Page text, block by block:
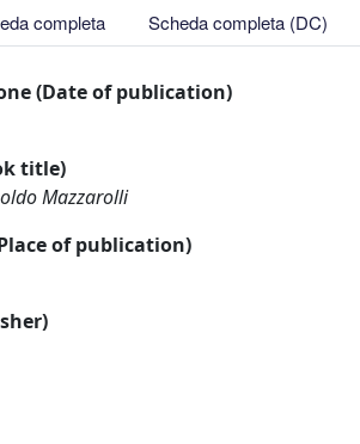
completa Scheda completa (DC)
(Date of publication)
title)
Mazzarolli
of publication)